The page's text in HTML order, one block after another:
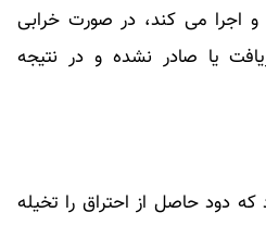
و اجرا می کند، در صورت خرابی
یا صادر نشده و در نتیجه
دود حاصل از احتراق را تخیله